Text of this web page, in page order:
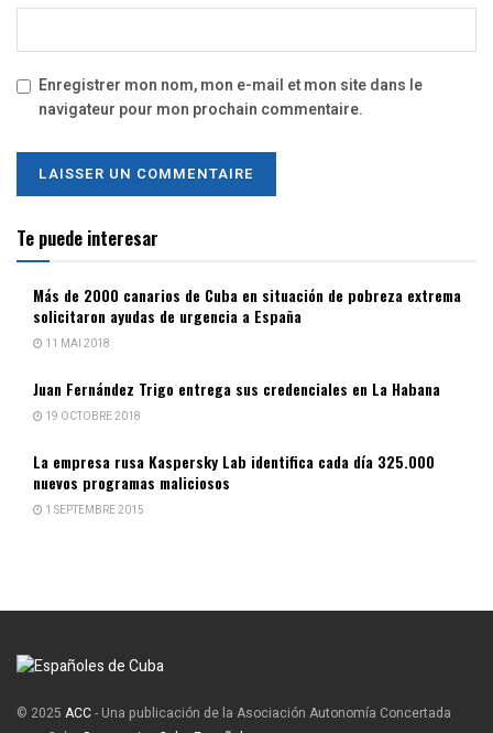
Enregistrer mon nom, mon e-mail et mon site dans le
navigateur pour mon prochain commentaire.
Te puede interesar
Más de 2000 canarios de Cuba en situación de pobreza extrema
solicitaron ayudas de urgencia a España
11 MAI 2018
Juan Fernández Trigo entrega sus credenciales en La Habana
19 OCTOBRE 2018
La empresa rusa Kaspersky Lab identifica cada día 325.000
nuevos programas maliciosos
1 SEPTEMBRE 2015
© 2025 ACC- Una publicación de la Asociación Autonomía Concertada